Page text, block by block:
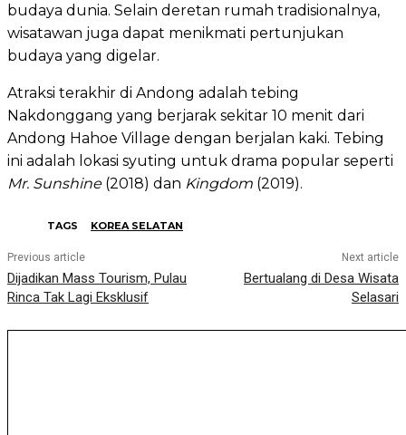
budaya dunia. Selain deretan rumah tradisionalnya,
wisatawan juga dapat menikmati pertunjukan
budaya yang digelar.
Atraksi terakhir di Andong adalah tebing
Nakdonggang yang berjarak sekitar 10 menit dari
Andong Hahoe Village dengan berjalan kaki. Tebing
ini adalah lokasi syuting untuk drama popular seperti
Mr. Sunshine(2018) dan Kingdom (2019).
TAGS KOREA SELATAN
Previous article
Dijadikan Mass Tourism, Pulau
Rinca Tak Lagi Eksklusif
Next article
Bertualang di Desa Wisata
Selasari